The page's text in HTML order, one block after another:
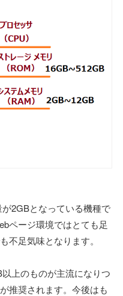
2GBとなっている機種で
ページ環境ではとても足
不足気味となります。
上のものが主流になりつ
推奨されます。今後はも